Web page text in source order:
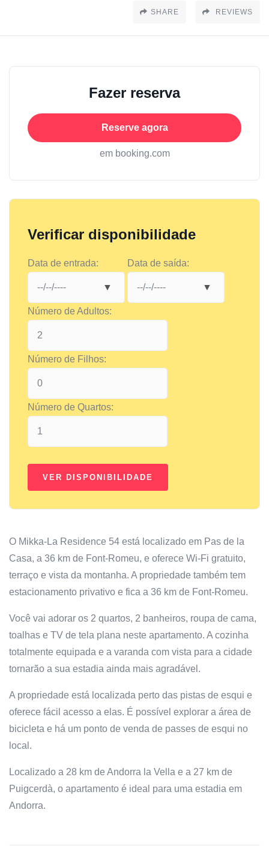
SHARE REVIEWS
Fazer reserva
Reserve agora
em booking.com
Verificar disponibilidade
Data de entrada: Data de saída:
Número de Adultos:
Número de Filhos:
Número de Quartos:
O Mikka-La Residence 54 está localizado em Pas de la
Casa, a 36 km de Font-Romeu, e oferece Wi-Fi gratuito,
terraço e vista da montanha. A propriedade também tem
estacionamento privativo e fica a 36 km de Font-Romeu.
Você vai adorar os 2 quartos, 2 banheiros, roupa de cama,
toalhas e TV de tela plana neste apartamento. A cozinha
totalmente equipada e a varanda com vista para a cidade
tornarão a sua estadia ainda mais agradável.
A propriedade está localizada perto das pistas de esqui e
oferece fácil acesso a elas. É possível explorar a área de
bicicleta e há um ponto de venda de passes de esqui no
local.
Localizado a 28 km de Andorra la Vella e a 27 km de
Puigcerdà, o apartamento é ideal para uma estadia em
Andorra.